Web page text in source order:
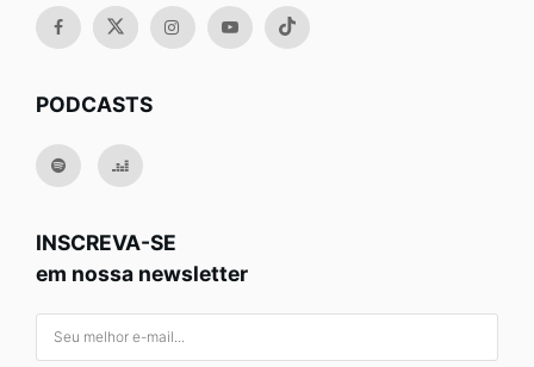
PODCASTS
INSCREVA-SE
em nossa newsletter